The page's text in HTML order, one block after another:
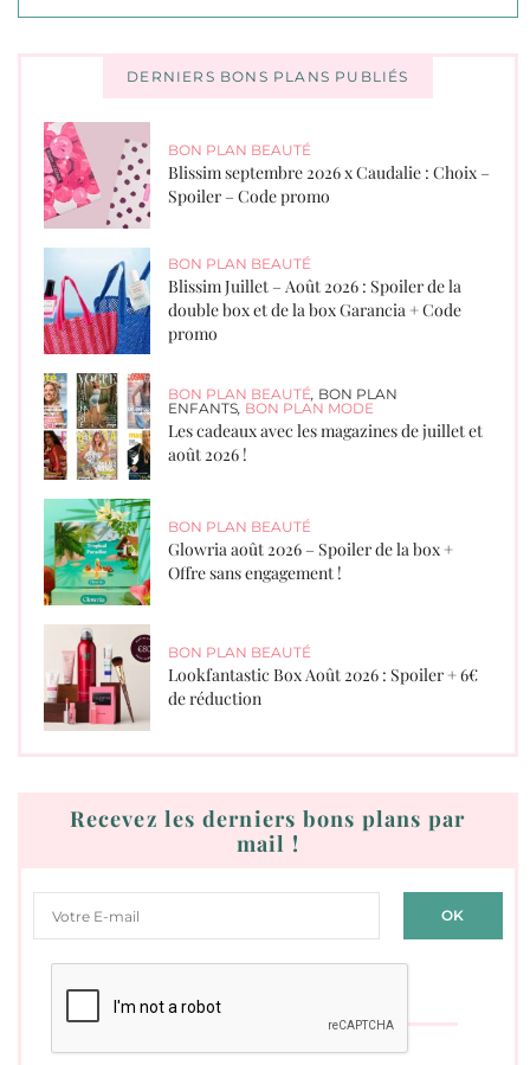
DERNIERS BONS PLANS PUBLIÉS
BON PLAN BEAUTÉ
Blissim septembre 2026 x Caudalie : Choix –
Spoiler – Code promo
BON PLAN BEAUTÉ
Blissim Juillet – Août 2026 : Spoiler de la
double box et de la box Garancia + Code
promo
BON PLAN BEAUTÉ BON PLAN
ENFANTS BON PLAN MODE
Les cadeaux avec les magazines de juillet et
août 2026 !
BON PLAN BEAUTÉ
Glowria août 2026 – Spoiler de la box +
Offre sans engagement !
BON PLAN BEAUTÉ
Lookfantastic Box Août 2026 : Spoiler + 6€
de réduction
Recevez les derniers bons plans par
mail !